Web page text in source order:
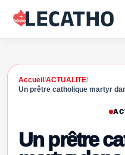
Accueil /ACTUALITE/
Un prêtre catholique martyr
Un prêtre